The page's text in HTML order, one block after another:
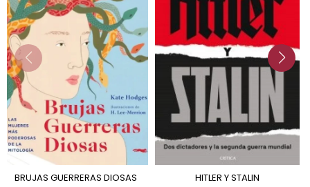
BRUJAS GUERRERAS DIOSAS HITLER Y STALIN